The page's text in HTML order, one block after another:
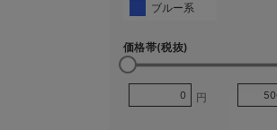
ブルー系
価格帯(税抜)
円